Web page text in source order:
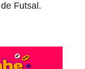
Futsal.